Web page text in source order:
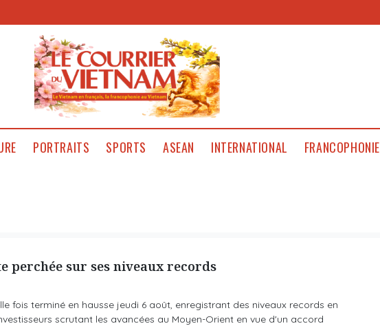
PORTRAITS SPORTS ASEAN INTERNATIONAL FRANCOPHONIE
perchée sur ses niveaux records
fois terminé en hausse jeudi 6 août, enregistrant des niveaux records en
scrutant les avancées au Moyen-Orient en vue d'un accord